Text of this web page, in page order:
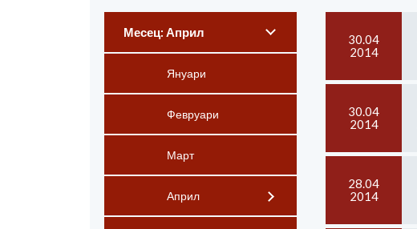
Месец: Април
Януари
Февруари
Март
Април
30.04
2014
30.04
2014
28.04
2014